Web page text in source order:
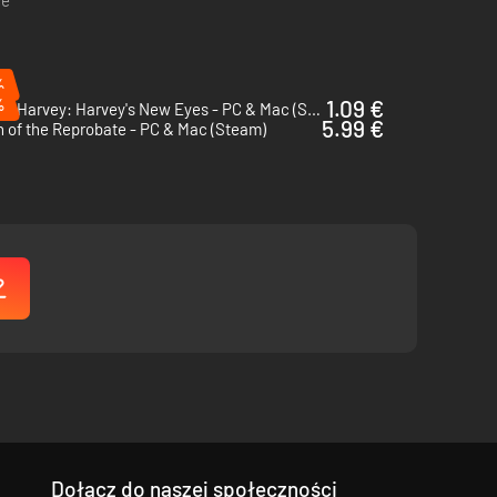
Zignorowanie tej rady – i zabijanie każdego, kto
na tobie zemścić…
a dowcipy o tyłkach traktowane są BARDZO
Edna & Harvey: Harvey's New Eyes - PC & Mac (Steam) 1.09 €
of the Reprobate - PC & Mac (Steam)
5.99 €
Dołącz do naszej społeczności